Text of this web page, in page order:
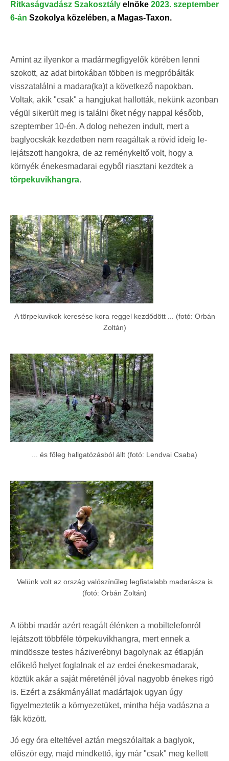
Ritkaságvadász Szakosztály elnöke 2023. szeptember
6-án Szokolya közelében, a Magas-Taxon.
Amint az ilyenkor a madármegfigyelők körében lenni
szokott, az adat birtokában többen is megpróbálták
visszatalálni a madara(ka)t a következő napokban.
Voltak, akik "csak" a hangjukat hallották, nekünk azonban
végül sikerült meg is találni őket négy nappal később,
szeptember 10-én. A dolog nehezen indult, mert a
baglyocskák kezdetben nem reagáltak a rövid ideig le-
lejátszott hangokra, de az reménykeltő volt, hogy a
környék énekesmadarai egyből riasztani kezdtek a
törpekuvikhangra.
A törpekuvikok keresése kora reggel kezdődött ... (fotó: Orbán
Zoltán)
... és főleg hallgatózásból állt (fotó: Lendvai Csaba)
Velünk volt az ország valószínűleg legfiatalabb madarásza is
(fotó: Orbán Zoltán)
A többi madár azért reagált élénken a mobiltelefonról
lejátszott többféle törpekuvikhangra, mert ennek a
mindössze testes háziverébnyi bagolynak az étlapján
előkelő helyet foglalnak el az erdei énekesmadarak,
köztük akár a saját méreténél jóval nagyobb énekes rigó
is. Ezért a zsákmányállat madárfajok ugyan úgy
figyelmeztetik a környezetüket, mintha héja vadászna a
fák között.
Jó egy óra elteltével aztán megszólaltak a baglyok,
először egy, majd mindkettő, így már "csak" meg kellett